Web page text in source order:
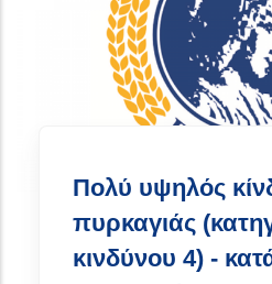
Περισσότερα